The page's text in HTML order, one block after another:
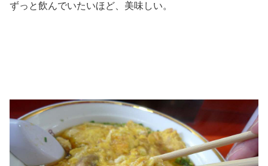
ずっと飲んでいたいほど、美味しい。